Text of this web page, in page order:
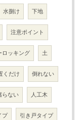
水捌け 下地
注意ポイント
ロッキング 土
くだけ 倒れない
らない 人工木
プ 引き戸タイプ